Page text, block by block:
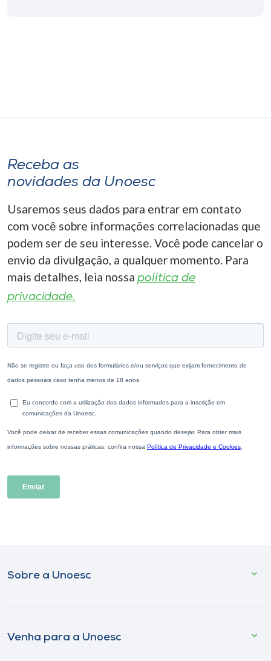
Receba as
novidades da Unoesc
Usaremos seus dados para entrar em contato
com você sobre informações correlacionadas que
podem ser de seu interesse. Você pode cancelar o
envio da divulgação, a qualquer momento. Para
mais detalhes, leia nossa política de
privacidade.
Sobre a Unoesc
Venha para a Unoesc